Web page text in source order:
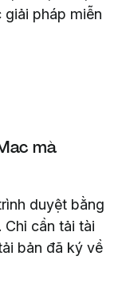
pháp miễn
mà
duyệt bằng
cần tải tài
bản đã ký về